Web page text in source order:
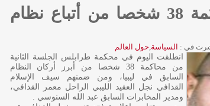
طرابلس: انطلاق محاكمة 38 شخصا من أتباع نظام
في : السياسة,حول العالم
انطلقت اليوم في محكمة طرابلس الجلسة الثانية
من محاكمة 38 شخصا من أبرز أركان النظام
السابق في ليبيا، ومن ضمنهم سيف الإسلام
القذافي نجل العقيد الليبي الراحل معمر القذافي،
ومدير المخابرات السابق عبد الله السنوسي .